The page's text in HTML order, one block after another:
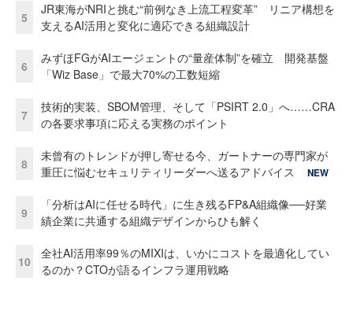
5
JR東海がNRIと挑む“前例なき上流工程変革” リニア構想を
支えるAI活用と変化に適応できる組織設計
6
みずほFGがAIエージェントの“量産体制”を確立 開発基盤
「Wiz Base」で最大70%の工数短縮
7
技術的実装、SBOM管理、そして「PSIRT 2.0」へ……CRA
の各要求事項に応える実務のポイント
8
未曾有のトレンドが押し寄せる今、ガートナーの専門家が
重圧に悩むセキュリティリーダーへ送るアドバイス
NEW
9
「分析はAIに任せる時代」に生き残るFP&A組織像──好業
績企業に共通する組織デザインからひも解く
10
全社AI活用率99％のMIXIは、いかにコストを最適化してい
るのか？CTOが語るインフラ運用戦略